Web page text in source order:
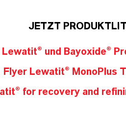
JETZT
Lewatit® und Bayoxide®
Flyer Lewatit® MonoPlus
for recovery and